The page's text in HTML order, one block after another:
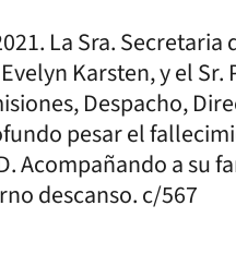
La Sra.
Karsten, y el
Despacho,
pesar el
Acompañando a su
descanso. c/567